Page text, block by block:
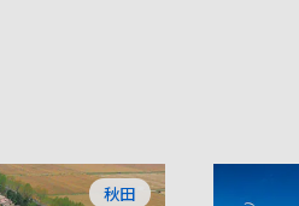
秋田